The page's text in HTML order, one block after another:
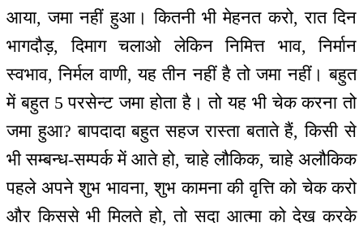
आया, जमा नहीं हुआ। कितनी भी मेहनत करो, रात दिन
भागदौड़, दिमाग चलाओ लेकिन निमित्त भाव, निर्मान
स्वभाव, निर्मल वाणी, यह तीन नहीं है तो जमा नहीं। बहुत
में बहुत 5 परसेन्ट जमा होता है। तो यह भी चेक करना तो
जमा हुआ? बापदादा बहुत सहज रास्ता बताते हैं, किसी से
भी सम्बन्ध-सम्पर्क में आते हो, चाहे लौकिक, चाहे अलौकिक
पहले अपने शुभ भावना, शुभ कामना की वृत्ति को चेक करो
और किससे भी मिलते हो, तो सदा आत्मा को देख करके